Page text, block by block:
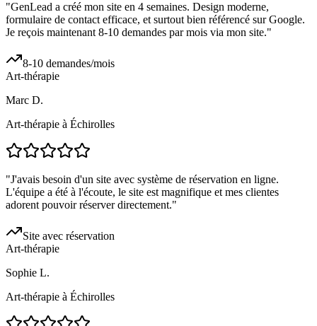
"GenLead a créé mon site en 4 semaines. Design moderne,
formulaire de contact efficace, et surtout bien référencé sur Google.
Je reçois maintenant 8-10 demandes par mois via mon site."
8-10 demandes/mois
Art-thérapie
Marc D.
Art-thérapie à Échirolles
"J'avais besoin d'un site avec système de réservation en ligne.
L'équipe a été à l'écoute, le site est magnifique et mes clientes
adorent pouvoir réserver directement."
Site avec réservation
Art-thérapie
Sophie L.
Art-thérapie à Échirolles